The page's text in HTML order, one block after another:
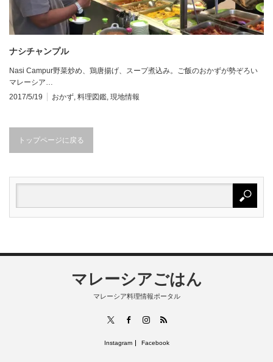
ナシチャンプル
Nasi Campur野菜炒め、鶏唐揚げ、スープ煮込み。ご飯のおかずが勢ぞろい
マレーシア…
2017/5/19
おかず 料理図鑑 現地情報
トップページに戻る
マレーシアごはん
マレーシア料理情報ポータル
FacebookInstagram
RSS
Instagram Facebook